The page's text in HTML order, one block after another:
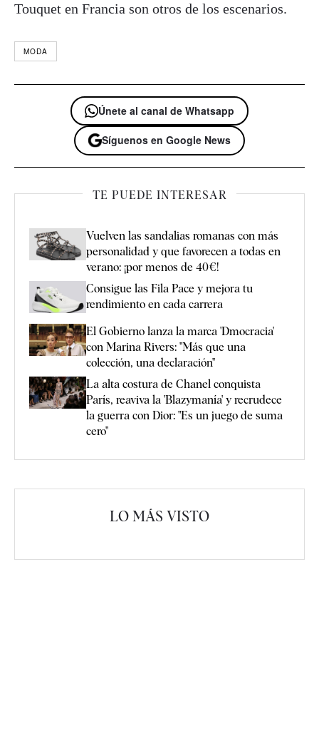
Touquet en Francia son otros de los escenarios.
MODA
Únete al canal de Whatsapp
Síguenos en Google News
TE PUEDE INTERESAR
Vuelven las sandalias romanas con más
personalidad y que favorecen a todas en
verano: ¡por menos de 40€!
Consigue las Fila Pace y mejora tu
rendimiento en cada carrera
El Gobierno lanza la marca 'Dmocracia'
con Marina Rivers: ''Más que una
colección, una declaración''
La alta costura de Chanel conquista
París, reaviva la 'Blazymanía' y recrudece
la guerra con Dior: "Es un juego de suma
cero"
LO MÁS VISTO